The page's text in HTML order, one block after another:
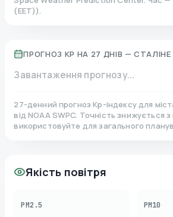
(EET)).
ПРОГНОЗ KP НА 27 ДНІВ — СТАЛІНЕ
Завантаження прогнозу...
27-денний прогноз Kp-індексу для
від NOAA SWPC. Точність знижується
використовуйте для загального
Якість повітря
PM2.5 PM10